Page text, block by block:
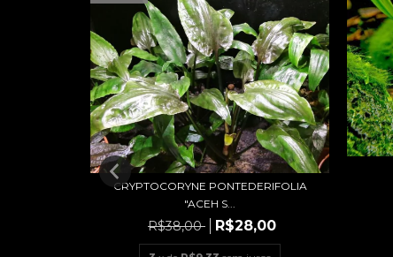
CRYPTOCORYNE PONTEDERIFOLIA
"ACEH S...
R$38,00 R$28,00